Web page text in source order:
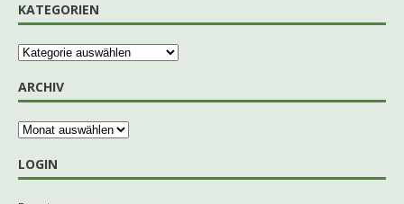
KATEGORIEN
ARCHIV
LOGIN